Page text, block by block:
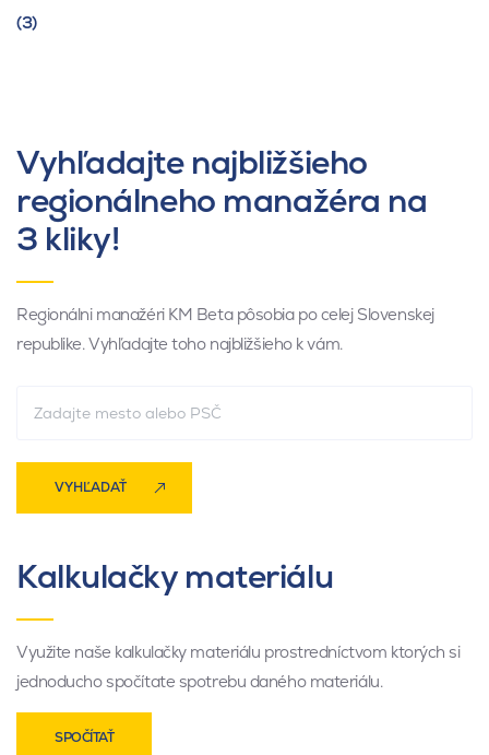
(3)
Vyhľadajte najbližšieho
regionálneho manažéra na
3 kliky!
Regionálni manažéri KM Beta pôsobia po celej Slovenskej
republike. Vyhľadajte toho najbližšieho k vám.
VYHĽADAŤ
Kalkulačky materiálu
Využite naše kalkulačky materiálu prostredníctvom ktorých si
jednoducho spočítate spotrebu daného materiálu.
SPOČÍTAŤ